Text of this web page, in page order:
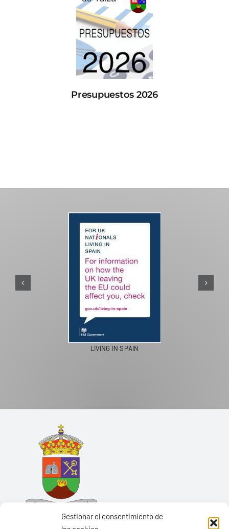
Gestionar el consentimiento de
Presupuestos 2026
LIVING IN SPAIN